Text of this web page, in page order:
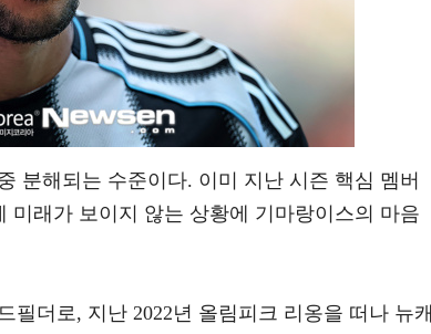
분해되는 수준이다. 이미 지난 시즌 핵심 멤버
미래가 보이지 않는 상황에 기마랑이스의 마음
필더로, 지난 2022년 올림피크 리옹을 떠나 뉴캐